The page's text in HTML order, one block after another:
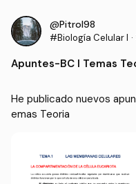
@Pitrol98
#Biología Celular I ·
Apuntes-BC I Temas
He publicado nuevos
emas Teoria